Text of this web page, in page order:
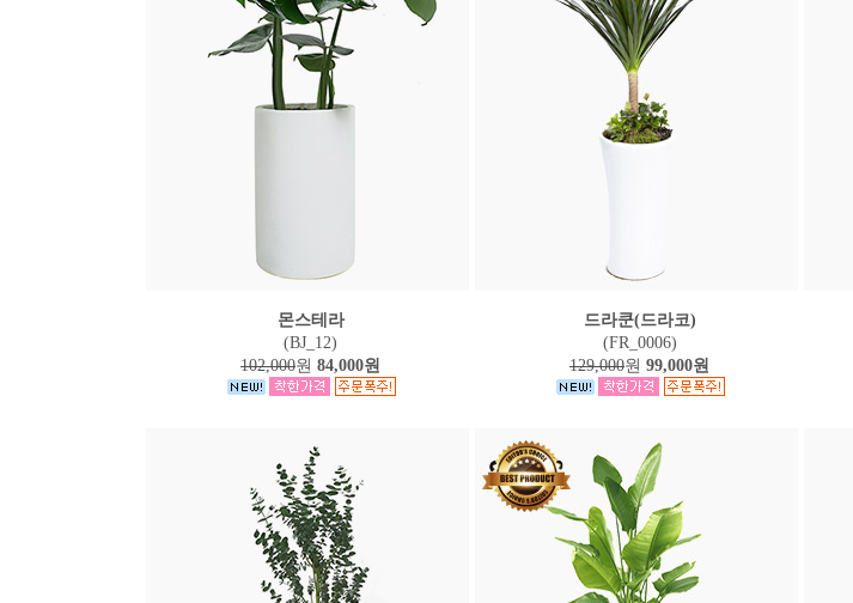
몬스테라
(BJ_12)
102,000원 84,000원
드라쿤(드라코)
(FR_0006)
129,000원 99,000원